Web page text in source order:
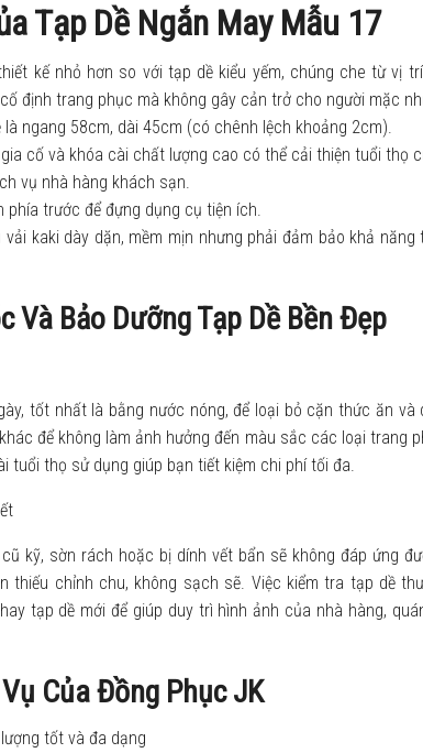
Tạp Dề Ngắn May Mẫu 17
kế nhỏ hơn so với tạp dề kiểu yếm, chúng che từ vị
định trang phục mà không gây cản trở cho người mặc
ngang 58cm, dài 45cm (có chênh lệch khoảng 2cm).
cố và khóa cài chất lượng cao có thể cải thiện tuổi thọ
vụ nhà hàng khách sạn.
phía trước để đựng dụng cụ tiện ích.
vải kaki dày dặn, mềm mịn nhưng phải đảm bảo khả
Và Bảo Dưỡng Tạp Dề Bền Đẹp
tốt nhất là bằng nước nóng, để loại bỏ cặn thức ăn
để không làm ảnh hưởng đến màu sắc các loại trang
tuổi thọ sử dụng giúp bạn tiết kiệm chi phí tối đa.
kỹ, sờn rách hoặc bị dính vết bẩn sẽ không đáp ứng
thiếu chỉnh chu, không sạch sẽ. Việc kiểm tra tạp dề
tạp dề mới để giúp duy trì hình ảnh của nhà hàng,
Của Đồng Phục JK
tốt và đa dạng